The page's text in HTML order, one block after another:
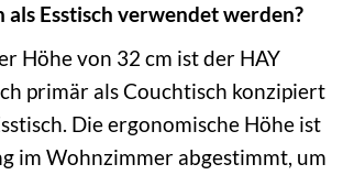
als Esstisch verwendet werden?
Höhe von 32 cm ist der HAY
primär als Couchtisch konzipiert
Die ergonomische Höhe ist
im Wohnzimmer abgestimmt, um